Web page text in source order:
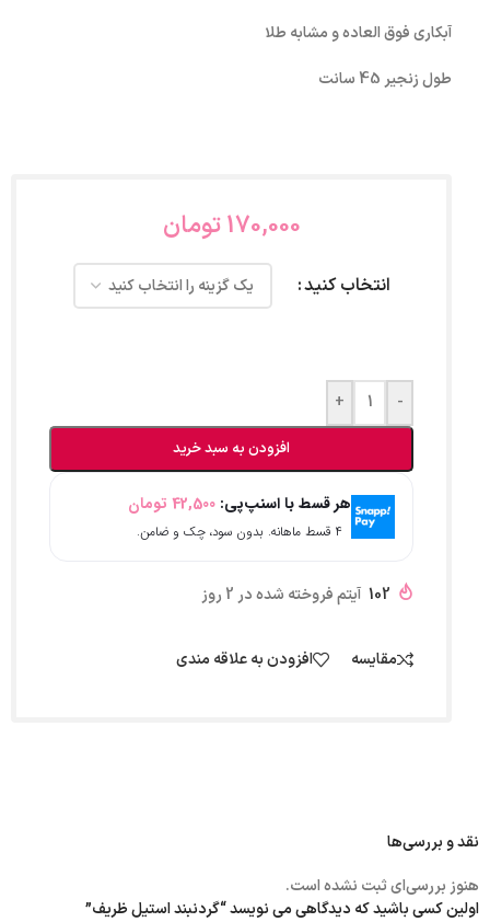
آبکاری فوق العاده و مشابه طلا
طول زنجیر 45 سانت
170,000تومان
انتخاب کنید
-
+
افزودن به سبد خرید
هر قسط با اسنپ‌پی: 42,500 تومان
۴ قسط ماهانه. بدون سود، چک و ضامن.
102 آیتم فروخته شده در 2 روز
مقایسه افزودن به علاقه مندی
نقد و بررسی‌ها
هنوز بررسی‌ای ثبت نشده است.
اولین کسی باشید که دیدگاهی می نویسد “گردنبند استیل ظریف”